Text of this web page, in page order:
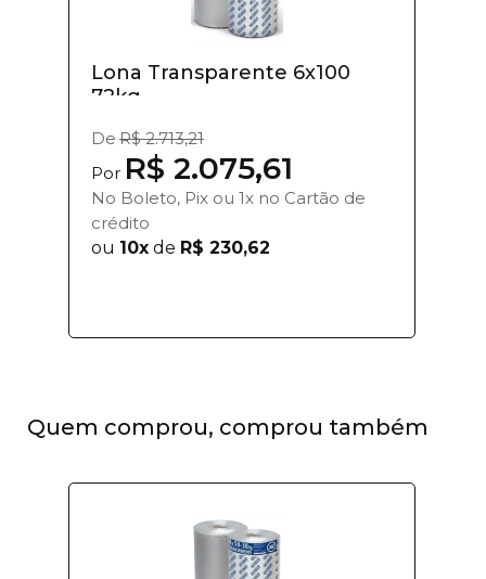
Lona Transparente 6x100
72kg
De R$ 2.713,21
Por R$ 2.075,61
No Boleto, Pix ou 1x no Cartão de
crédito
ou 10x de R$ 230,62
Quem comprou, comprou também